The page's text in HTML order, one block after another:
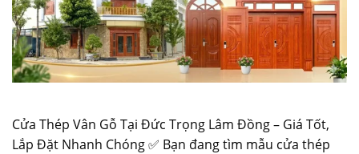
Cửa Thép Vân Gỗ Tại Đức Trọng Lâm Đồng – Giá Tốt,
Lắp Đặt Nhanh Chóng ✅ Bạn đang tìm mẫu cửa thép